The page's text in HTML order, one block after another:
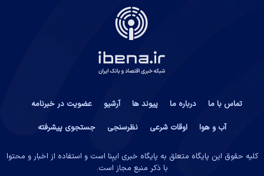
تماس با ما درباره ما پیوند ها آرشیو
عضویت در خبرنامه
آب و هوا
اوقات شرعی نظرسنجی جستجوی پیشرفته
کلیه حقوق این پایگاه متعلق به پایگاه خبری ایبِنا است و استفاده از اخبار و محتوا
با ذکر منبع مجاز است.